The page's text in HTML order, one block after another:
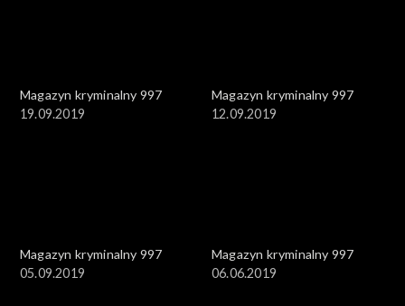
Magazyn kryminalny 997
19.09.2019
Magazyn kryminalny 997
12.09.2019
Magazyn kryminalny 997
05.09.2019
Magazyn kryminalny 997
06.06.2019